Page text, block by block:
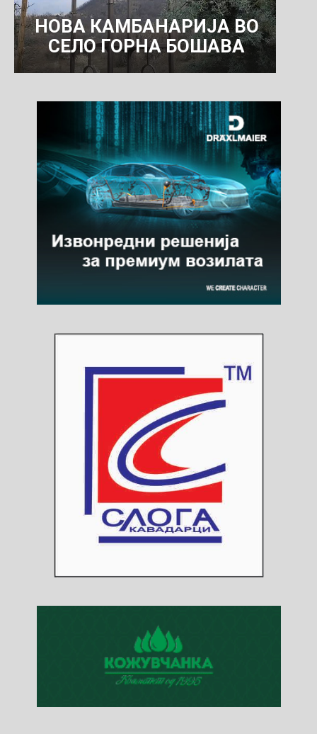
НОВА КАМБАНАРИЈА ВО
СЕЛО ГОРНА БОШАВА